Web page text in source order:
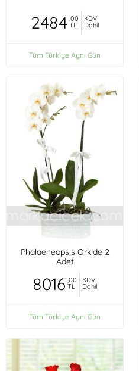
2484 ,00
TL
KDV
Dahil
Tüm Türkiye Aynı Gün
Phalaeneopsis Orkide 2
Adet
8016 ,00
TL
KDV
Dahil
Tüm Türkiye Aynı Gün